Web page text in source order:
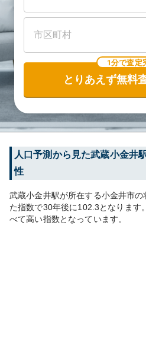
1分で査定
とりあえず無料
人口予測から見た武蔵小金井
性
武蔵小金井駅が所在する小金井市の
た指数で30年後に102.3となります。
べて高い指数となっています。